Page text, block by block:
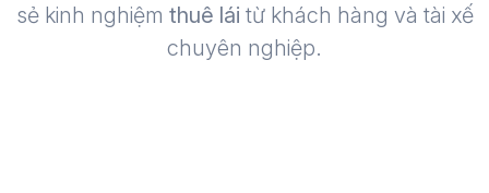
sẻ kinh nghiệm thuê lái từ khách hàng và tài xế
chuyên nghiệp.